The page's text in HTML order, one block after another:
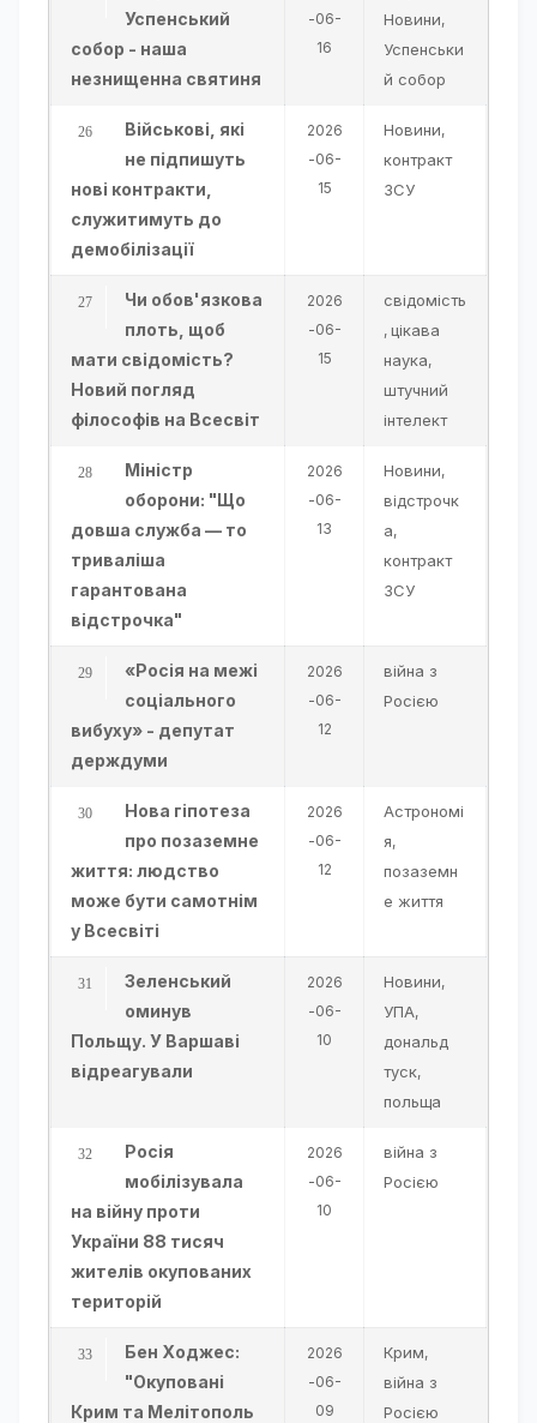
Успенський
собор - наша
незнищенна святиня
-06-
16
Новини,
Успенськи
й собор
Військові, які
не підпишуть
нові контракти,
служитимуть до
демобілізації
2026
-06-
15
Новини,
контракт
ЗСУ
Чи обов'язкова
плоть, щоб
мати свідомість?
Новий погляд
філософів на Всесвіт
2026
-06-
15
свідомість
, цікава
наука,
штучний
інтелект
Міністр
оборони: "Що
довша служба — то
триваліша
гарантована
відстрочка"
2026
-06-
13
Новини,
відстрочк
а,
контракт
ЗСУ
«Росія на межі
соціального
вибуху» - депутат
держдуми
2026
-06-
12
війна з
Росією
Нова гіпотеза
про позаземне
життя: людство
може бути самотнім
у Всесвіті
2026
-06-
12
Астрономі
я,
позаземн
е життя
Зеленський
оминув
Польщу. У Варшаві
відреагували
2026
-06-
10
Новини,
УПА,
дональд
туск,
польща
Росія
мобілізувала
на війну проти
України 88 тисяч
жителів окупованих
територій
2026
-06-
10
війна з
Росією
Бен Ходжес:
"Окуповані
Крим та Мелітополь
2026
-06-
09
Крим,
війна з
Росією